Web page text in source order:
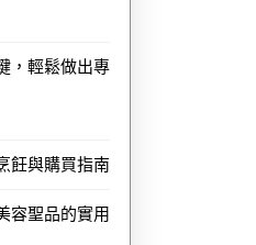
，輕鬆做出專
飪與購買指南
容聖品的實用